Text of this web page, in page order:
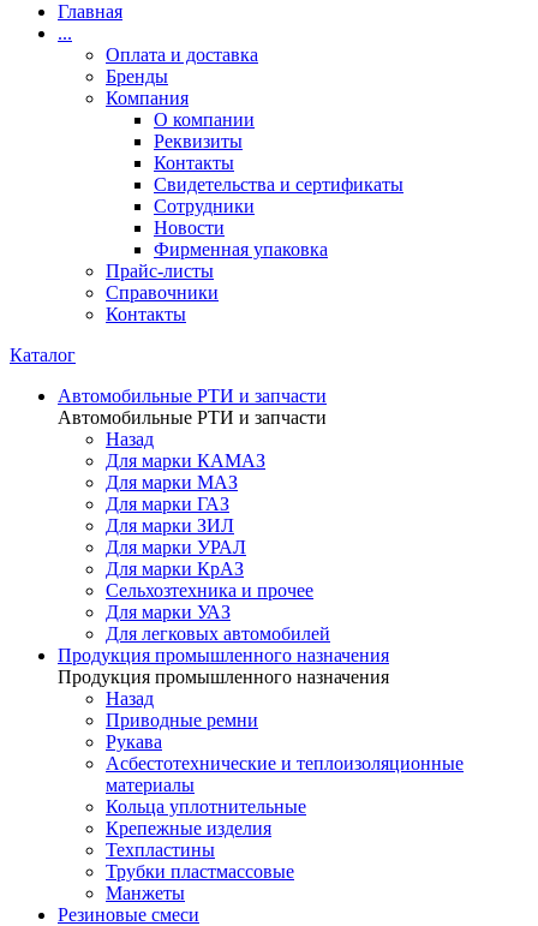
Главная
...
Оплата и доставка
Бренды
Компания
О компании
Реквизиты
Контакты
Свидетельства и сертификаты
Сотрудники
Новости
Фирменная упаковка
Прайс-листы
Справочники
Контакты
Каталог
Автомобильные РТИ и запчасти
Автомобильные РТИ и запчасти
Назад
Для марки КАМАЗ
Для марки МАЗ
Для марки ГАЗ
Для марки ЗИЛ
Для марки УРАЛ
Для марки КрАЗ
Сельхозтехника и прочее
Для марки УАЗ
Для легковых автомобилей
Продукция промышленного назначения
Продукция промышленного назначения
Назад
Приводные ремни
Рукава
Асбестотехнические и теплоизоляционные
материалы
Кольца уплотнительные
Крепежные изделия
Техпластины
Трубки пластмассовые
Манжеты
Резиновые смеси